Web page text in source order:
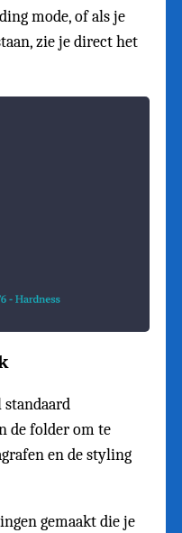
mode, of als je
zie je direct het
standaard
de folder om te
en de styling
gemaakt die je